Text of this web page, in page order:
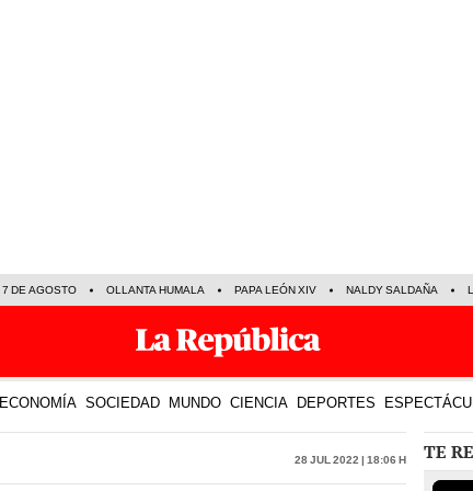
7 DE AGOSTO OLLANTA HUMALA PAPA LEÓN XIV NALDY SALDAÑA
ECONOMÍA SOCIEDAD MUNDO CIENCIA DEPORTES
28 Jul 2022 | 18:06 h TE